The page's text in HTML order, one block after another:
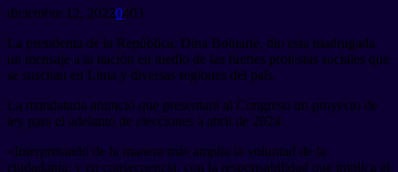
diciembre 12, 20220403
La presidenta de la República, Dina Boluarte, dio esta madrugada
un mensaje a la nación en medio de las fuertes protestas sociales que
se suscitan en Lima y diversas regiones del país.
La mandataria anunció que presentará al Congreso un proyecto de
ley para el adelanto de elecciones a abril de 2024.
«Interpretando de la manera más amplia la voluntad de la
ciudadanía; y en consecuencia, con la responsabilidad que implica el